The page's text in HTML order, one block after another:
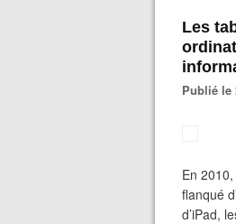
Les
Publié
En
flanqué
d’iPad,